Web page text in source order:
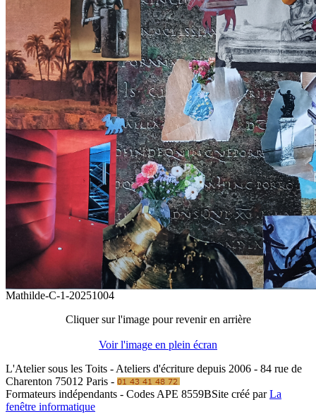
Mathilde-C-1-20251004
Cliquer sur l'image pour revenir en arrière
Voir l'image en plein écran
L'Atelier sous les Toits - Ateliers d'écriture depuis 2006 - 84 rue de
Charenton 75012 Paris -
Formateurs indépendants - Codes APE 8559BSite créé parLa
fenêtre informatique